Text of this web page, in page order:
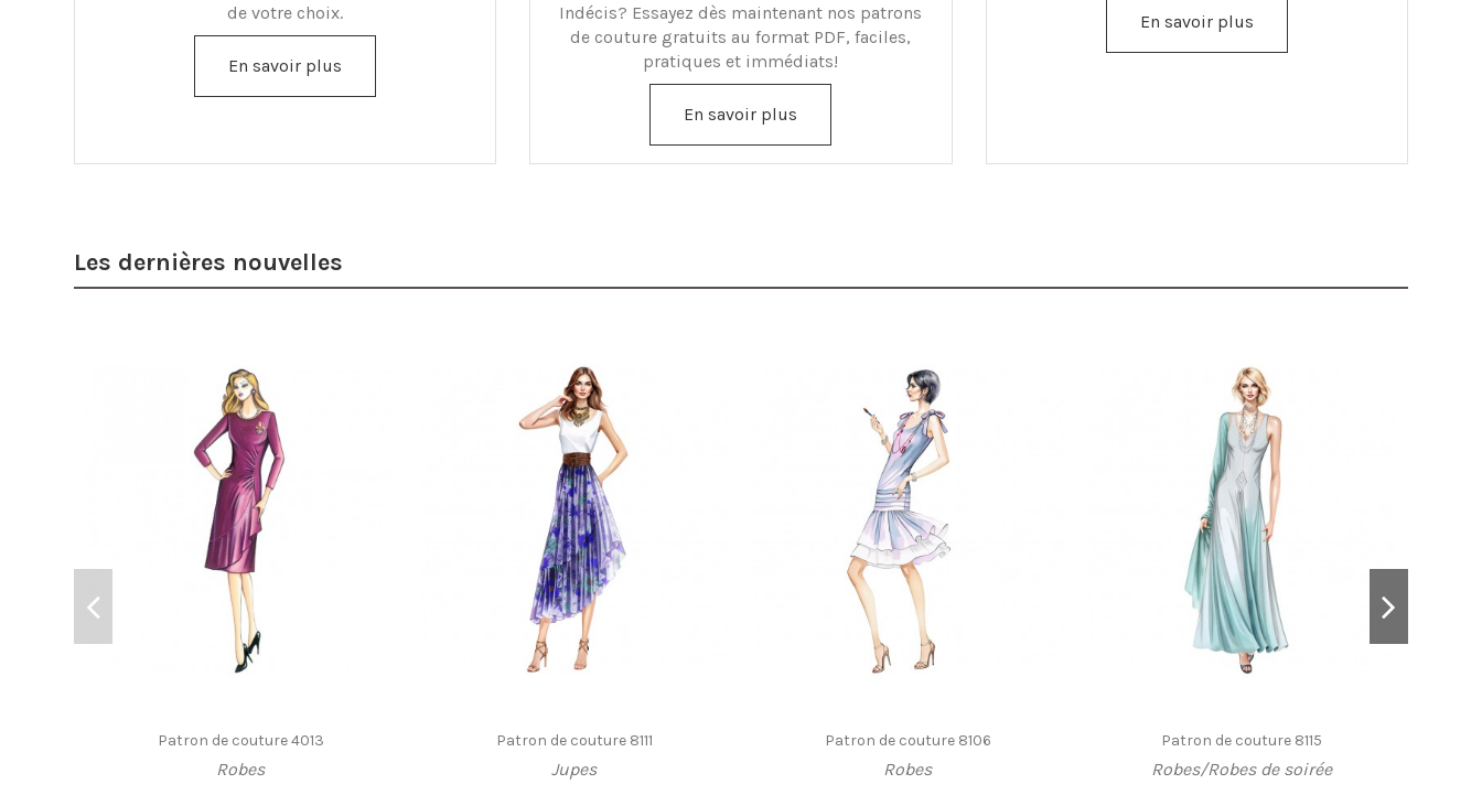
de votre choix.
En savoir plus
Indécis? Essayez dès maintenant nos patrons
de couture gratuits au format PDF, faciles,
pratiques et immédiats!
En savoir plus
En savoir plus
Les dernières nouvelles
Patron de couture 4013
Robes
Patron de couture 8111
Jupes
Patron de couture 8106
Robes
Patron de couture 8115
Robes/Robes de soirée